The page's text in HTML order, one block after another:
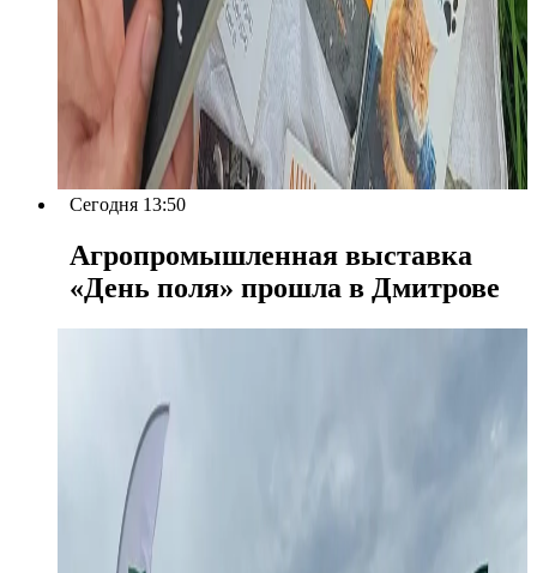
Сегодня 13:50
Агропромышленная выставка
«День поля» прошла в Дмитрове